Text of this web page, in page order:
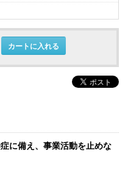
カートに入れる
に備え、事業活動を止めな